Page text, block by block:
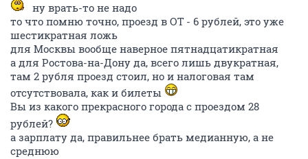
ну врать-то не надо
то что помню точно, проезд в ОТ - 6 рублей, это уже
шестикратная ложь
для Москвы вообще наверное пятнадцатикратная
а для Ростова-на-Дону да, всего лишь двукратная,
там 2 рубля проезд стоил, но и налоговая там
отсутствовала, как и билеты
Вы из какого прекрасного города с проездом 28
рублей?
а зарплату да, правильнее брать медианную, а не
среднюю